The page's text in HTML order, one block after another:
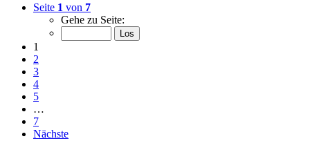
Seite 1 von 7
Gehe zu Seite:
1
2
3
4
5
…
7
Nächste